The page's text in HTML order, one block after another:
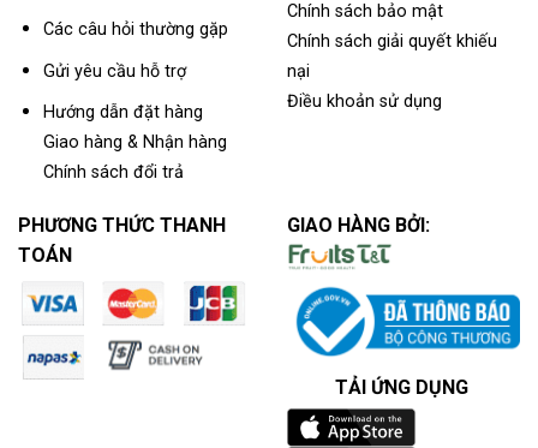
Các câu hỏi thường gặp
Gửi yêu cầu hỗ trợ
Hướng dẫn đặt hàng
Giao hàng & Nhận hàng
Chính sách đổi trả
Chính sách bảo mật
Chính sách giải quyết khiếu
nại
Điều khoản sử dụng
PHƯƠNG THỨC THANH
TOÁN
GIAO HÀNG BỞI:
TẢI ỨNG DỤNG